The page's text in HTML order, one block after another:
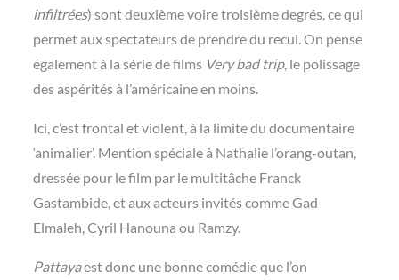
infiltrées) sont deuxième voire troisième degrés, ce qui
permet aux spectateurs de prendre du recul. On pense
également à la série de films Very bad trip, le polissage
des aspérités à l’américaine en moins.
Ici, c’est frontal et violent, à la limite du documentaire
‘animalier’. Mention spéciale à Nathalie l’orang-outan,
dressée pour le film par le multitâche Franck
Gastambide, et aux acteurs invités comme Gad
Elmaleh, Cyril Hanouna ou Ramzy.
Pattayaest donc une bonne comédie que l’on